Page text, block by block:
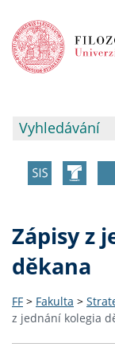
Zápisy z
děkana
FF > Fakulta >
z jednání kolegia